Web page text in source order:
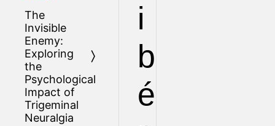
i
b
é
The
Invisible
Enemy:
Exploring
the
Psychological
Impact of
Trigeminal
Neuralgia